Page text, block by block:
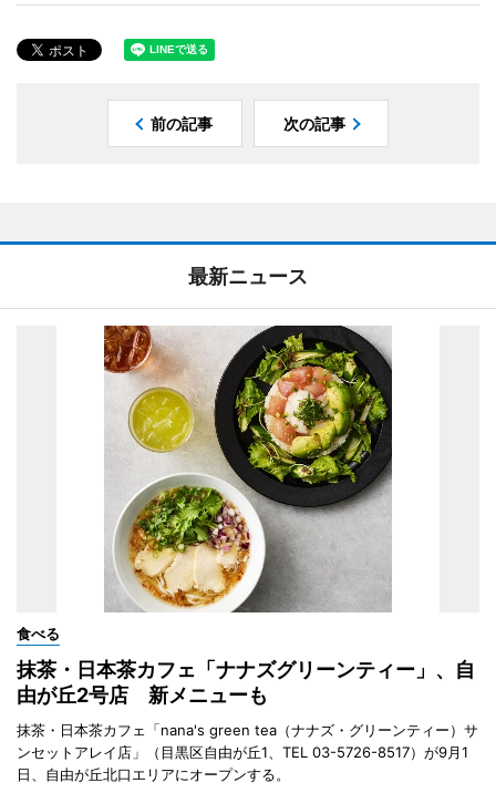
前の記事 次の記事
最新ニュース
食べる
抹茶・日本茶カフェ「ナナズグリーンティー」、自
由が丘2号店 新メニューも
抹茶・日本茶カフェ「nana's green tea（ナナズ・グリーンティー）サ
ンセットアレイ店」（目黒区自由が丘1、TEL 03-5726-8517）が9月1
日、自由が丘北口エリアにオープンする。